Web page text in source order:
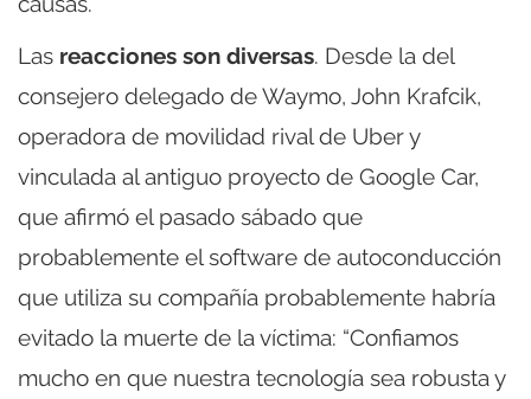
Las reacciones son diversas. Desde la del
consejero delegado de Waymo, John Krafcik,
operadora de movilidad rival de Uber y
vinculada al antiguo proyecto de Google Car,
que afirmó el pasado sábado que
probablemente el software de autoconducción
que utiliza su compañía probablemente habría
evitado la muerte de la víctima: “Confiamos
mucho en que nuestra tecnología sea robusta y